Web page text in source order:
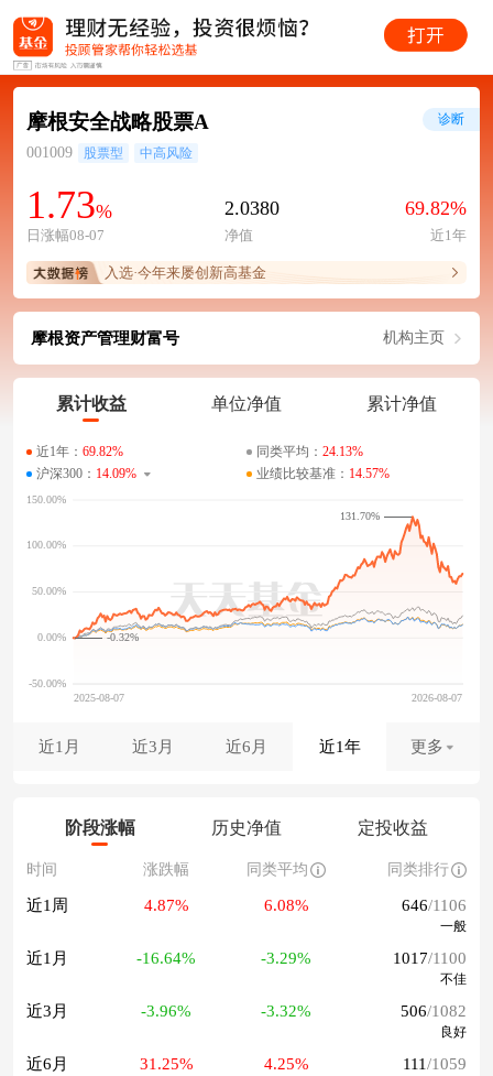
摩根安全战略股票A
001009 股票型 中高风险
1.73%
日涨幅08-07
2.0380
净值
69.82%
近1年
入选·今年来屡创新高基金
诊断
摩根资产管理财富号 机构主页
累计收益 单位净值 累计净值
近1年： 69.82% 同类平均： 24.13%
沪深300： 14.09% 业绩比较基准： 14.57%
-0.32%
131.70%
近1月 近3月 近6月 近1年 更多
阶段涨幅 历史净值 定投收益
时间 涨跌幅 同类平均 同类排行
近1周 4.87% 6.08% 646/1106
一般
近1月 -16.64% -3.29% 1017/1100
不佳
近3月 -3.96% -3.32% 506/1082
良好
近6月 31.25% 4.25% 111/1059